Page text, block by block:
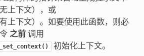
上下文），或
上下文）。如要使用此函数，则必
之前调用
初始化上下文。